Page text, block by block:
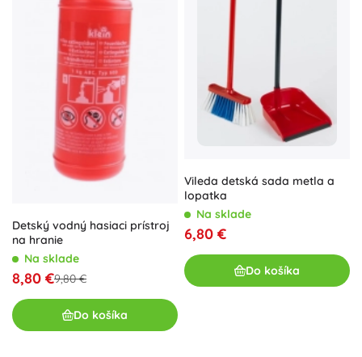
Detský vodný hasiaci prístroj
na hranie
Na sklade
8,80 €9,80 €
Do košíka
Vileda detská sada metla a
lopatka
Na sklade
6,80 €
Do košíka